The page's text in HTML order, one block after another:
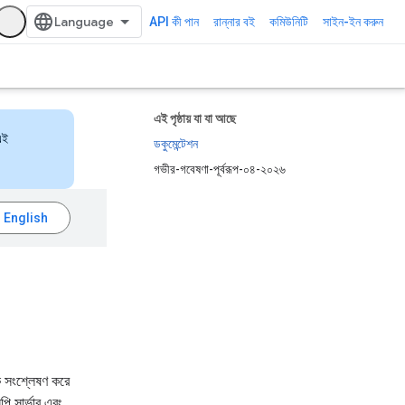
API কী পান রান্নার বই কমিউনিটি সাইন-ইন করুন
এই পৃষ্ঠায় যা যা আছে
ডকুমেন্টেশন
গভীর-গবেষণা-পূর্বরূপ-০৪-২০২৬
সংশ্লেষণ করে